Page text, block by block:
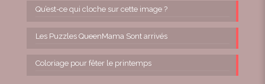
Qu’est-ce qui cloche sur cette image ?
Les Puzzles QueenMama Sont arrivés
Coloriage pour fêter le printemps